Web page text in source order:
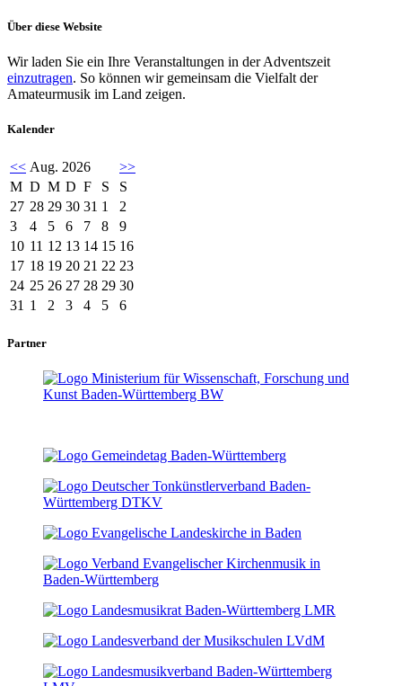
Über diese Website
Wir laden Sie ein Ihre Veranstaltungen in der Adventszeit
einzutragen. So können wir gemeinsam die Vielfalt der
Amateurmusik im Land zeigen.
Kalender
<< Aug. 2026
>>
M D M D F S
S
27 28 29 30 31 1
2
3
4 5 6 7 8
9
10 11 12 13 14 15 16
17 18 19 20 21 22 23
24 25 26 27 28 29 30
31 1 2 3 4 5 6
Partner